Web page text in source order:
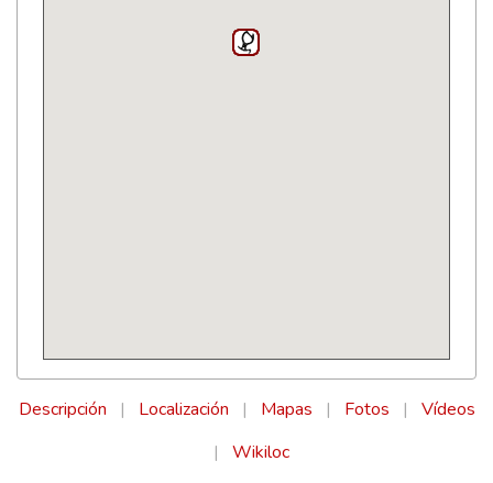
Descripción | Localización | Mapas | Fotos |
Vídeos
|
Wikiloc